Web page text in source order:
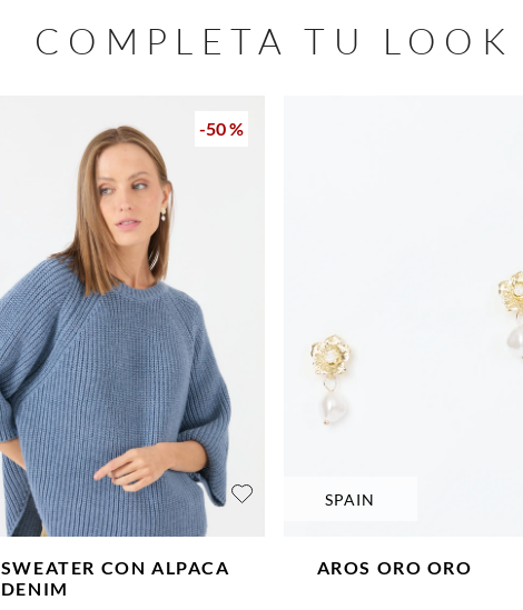
COMPLETA TU LOOK
-50 %
SWEATER CON ALPACA
DENIM
SPAIN
AROS ORO ORO